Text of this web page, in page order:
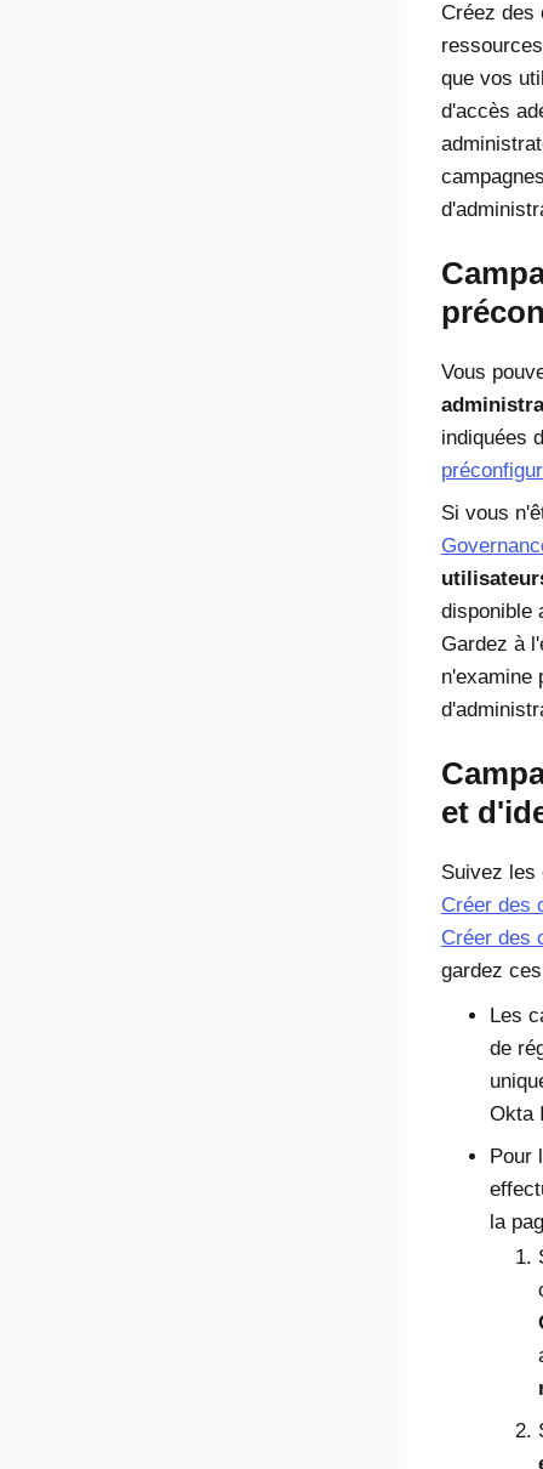
Créez des
que vos
d'accès
Vous
indiquées
Si vous
disponible
Gardez à
n'examine
et
Suivez les
Créer des
Créer des
gardez
Les
de
Okta
Pour
la